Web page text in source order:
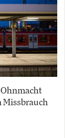
Missbrauch